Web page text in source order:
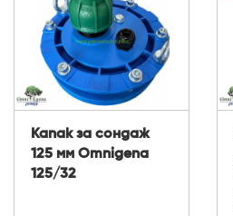
Капак за сондаж
125 мм Omnigena
125/32